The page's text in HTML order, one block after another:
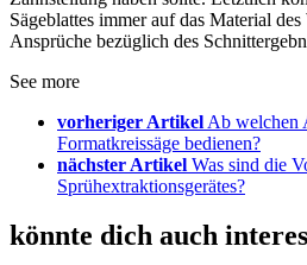
Sägeblattes immer auf das Material
Ansprüche bezüglich des
See more
vorheriger Artikel Ab welchen
Formatkreissäge bedienen?
nächster Artikel Was sind die
Sprühextraktionsgerätes?
könnte dich auch